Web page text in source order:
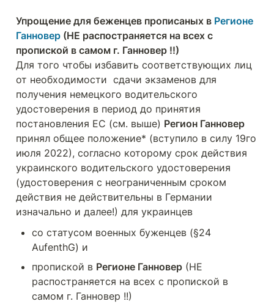
Упрощение для беженцев прописаных в Регионе
Ганновер (НЕ распостраняется на всех с
пропиской в самом г. Ганновер !!)
Для того чтобы избавить соответствующих лиц
от необходимости  сдачи экзаменов для
получения немецкого водительского
удостоверения в период до принятия
постановления ЕС (см. выше) Регион Ганновер
принял общее положение* (вступило в силу 19го
июля 2022), согласно которому срок действия
украинского водительского удостоверения
(удостоверения с неограниченным сроком
действия не действительны в Германии
изначально и далее!) для украинцев
со статусом военных буженцев (§24
AufenthG) и
пропиской в Регионе Ганновер (НЕ
распостраняется на всех с пропиской в